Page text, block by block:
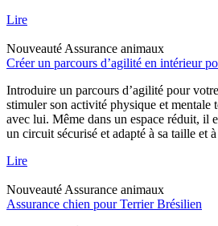
Lire
Nouveauté Assurance animaux
Créer un parcours d’agilité en intérieur
Introduire un parcours d’agilité pour
stimuler son activité physique et mentale
avec lui. Même dans un espace réduit, il
un circuit sécurisé et adapté à sa taille et
Lire
Nouveauté Assurance animaux
Assurance chien pour Terrier Brésilien